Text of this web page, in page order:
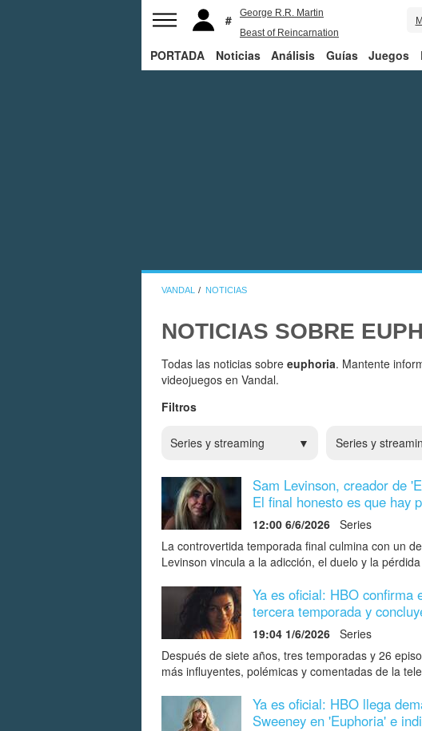
George R.R. Martin
Beast of Reincarnation
The Last of Us
Bill Gates
PORTADA Noticias Análisis Guías Juegos
VANDAL NOTICIAS
NOTICIAS SOBRE
Todas las noticias sobre euphoria. Mantente
videojuegos en Vandal.
Filtros
Series y streaming Series y
Sam Levinson, creador de
El final honesto es que hay
12:00 6/6/2026 Series
La controvertida temporada final culmina con un
Levinson vincula a la adicción, el duelo y la
Ya es oficial: HBO confirma
tercera temporada y
19:04 1/6/2026 Series
Después de siete años, tres temporadas y 26
más influyentes, polémicas y comentadas de la
Ya es oficial: HBO llega
Sweeney en 'Euphoria' e